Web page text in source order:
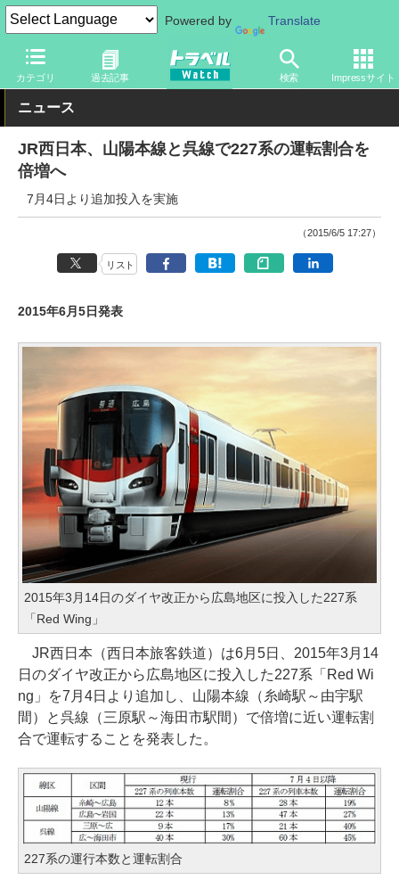
Powered by Translate
カテゴリ 過去記事 検索 Impressサイト
トラベル Watch 企業・政府・官庁 鉄道 JR
ニュース
JR西日本、山陽本線と呉線で227系の運転割合を
倍増へ
7月4日より追加投入を実施
（2015/6/5 17:27）
リスト
2015年6月5日発表
2015年3月14日のダイヤ改正から広島地区に投入した227系
「Red Wing」
JR西日本（西日本旅客鉄道）は6月5日、2015年3月14
日のダイヤ改正から広島地区に投入した227系「Red Wi
ng」を7月4日より追加し、山陽本線（糸崎駅～由宇駅
間）と呉線（三原駅～海田市駅間）で倍増に近い運転割
合で運転することを発表した。
227系の運行本数と運転割合